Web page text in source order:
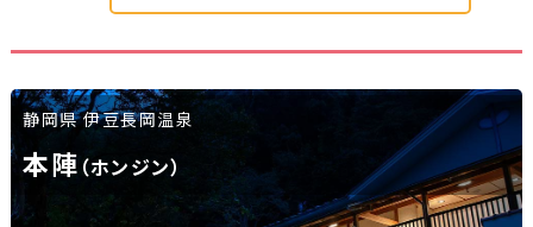
静岡県 伊豆長岡温泉
本陣 （ホンジン）